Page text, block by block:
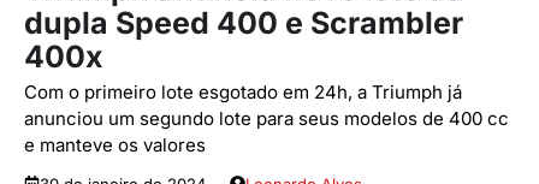
dupla Speed 400 e Scrambler
400x
Com o primeiro lote esgotado em 24h, a Triumph já
anunciou um segundo lote para seus modelos de 400 cc
e manteve os valores